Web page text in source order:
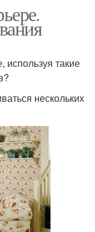
используя такие
нескольких